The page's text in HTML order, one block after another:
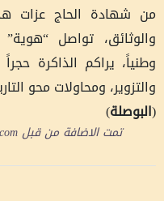
من شهادة الحاج عزات
والوثائق، تواصل
وطنياً، يراكم الذاكرة
والتزوير، ومحاولات محو
(البوصلة)
تمت الاضافة من قبل